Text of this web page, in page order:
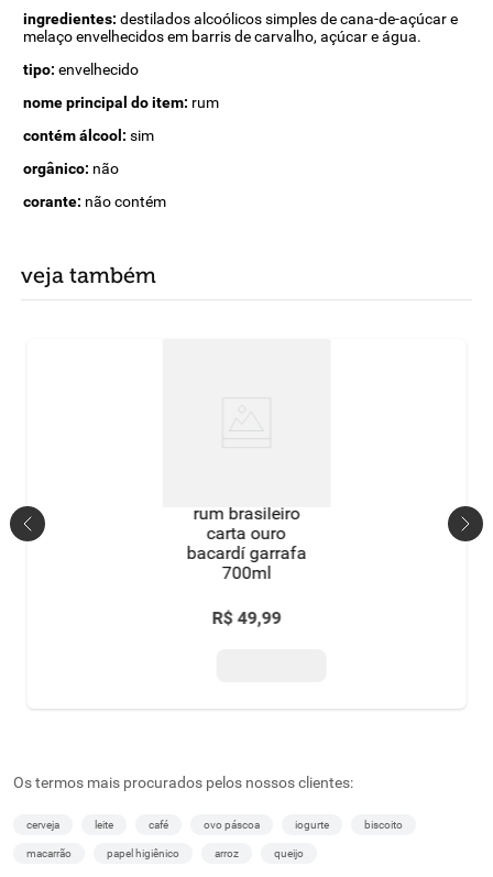
ingredientes: destilados alcoólicos simples de cana-de-açúcar e
melaço envelhecidos em barris de carvalho, açúcar e água.
tipo: envelhecido
nome principal do item: rum
contém álcool: sim
orgânico: não
corante: não contém
veja também
rum brasileiro
carta ouro
bacardí garrafa
700ml
R$ 49,99
Os termos mais procurados pelos nossos clientes:
cerveja leite café ovo páscoa iogurte biscoito
macarrão papel higiênico arroz queijo